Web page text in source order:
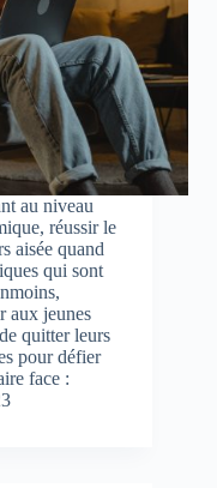
au niveau
réussir le
aisée quand
qui sont
aux jeunes
quitter leurs
pour défier
face :